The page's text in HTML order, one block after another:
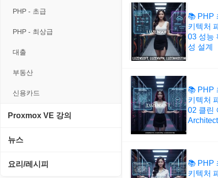
경찰청-외사
경찰청-정보
계약서
등기소
이력서
Windows
리눅스(Linux)
사무자동화
엔탑프로(NTOPPRO)
오토아이템(AutoItem)
휴폐업조회
PHP - 초급
PHP - 최상급
대출
부동산
신용카드
Proxmox VE 강의
I. Proxmox VE 기본 환경 구축
뉴스
IT/보안
요리/레시피
📚 PHP
키텍처
03 성능
성 설계
📚 PHP
키텍처
02 클린
📚 PHP
키텍처